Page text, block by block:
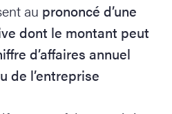
au prononcé d’une
dont le montant peut
d’affaires annuel
de l’entreprise